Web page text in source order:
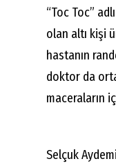
“Toc Toc”
olan altı kişi
hastanın
doktor da
maceraların
Selçuk